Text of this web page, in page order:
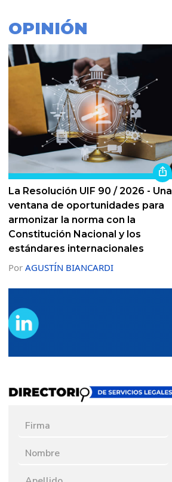
OPINIÓN
La Resolución UIF 90 / 2026 - Una
ventana de oportunidades para
armonizar la norma con la
Constitución Nacional y los
estándares internacionales
Por AGUSTÍN BIANCARDI